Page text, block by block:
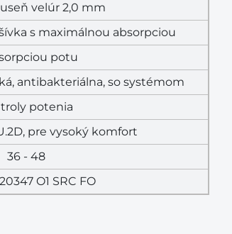
velúr 2,0 mm
s maximálnou absorpciou
potu
antibakteriálna, so systémom
potenia
pre vysoký komfort
36 - 48
O1 SRC FO